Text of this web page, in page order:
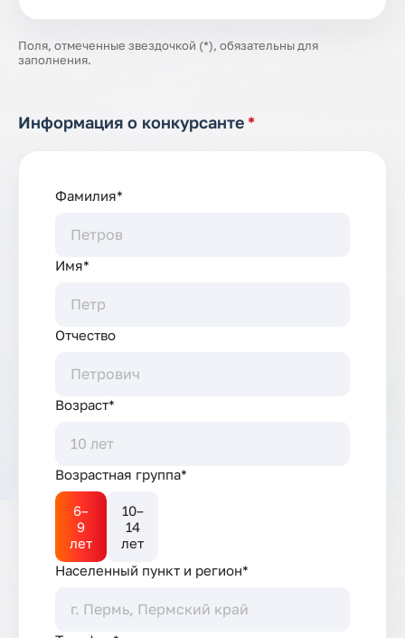
Поля, отмеченные звездочкой (*), обязательны для
заполнения.
Информация о конкурсанте *
Фамилия*
Имя*
Отчество
Возраст*
Возрастная группа*
6–
9
лет
10–
14
лет
Населенный пункт и регион*